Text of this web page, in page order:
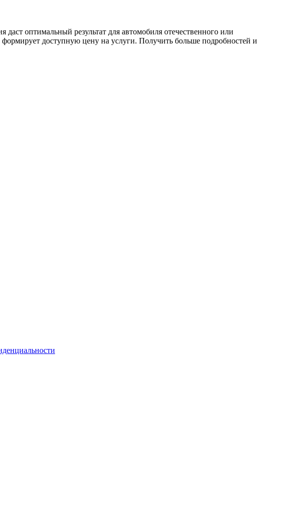
оптимальный результат для автомобиля отечественного или
доступную цену на услуги. Получить больше подробностей и